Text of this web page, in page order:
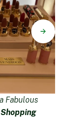
Fabulous